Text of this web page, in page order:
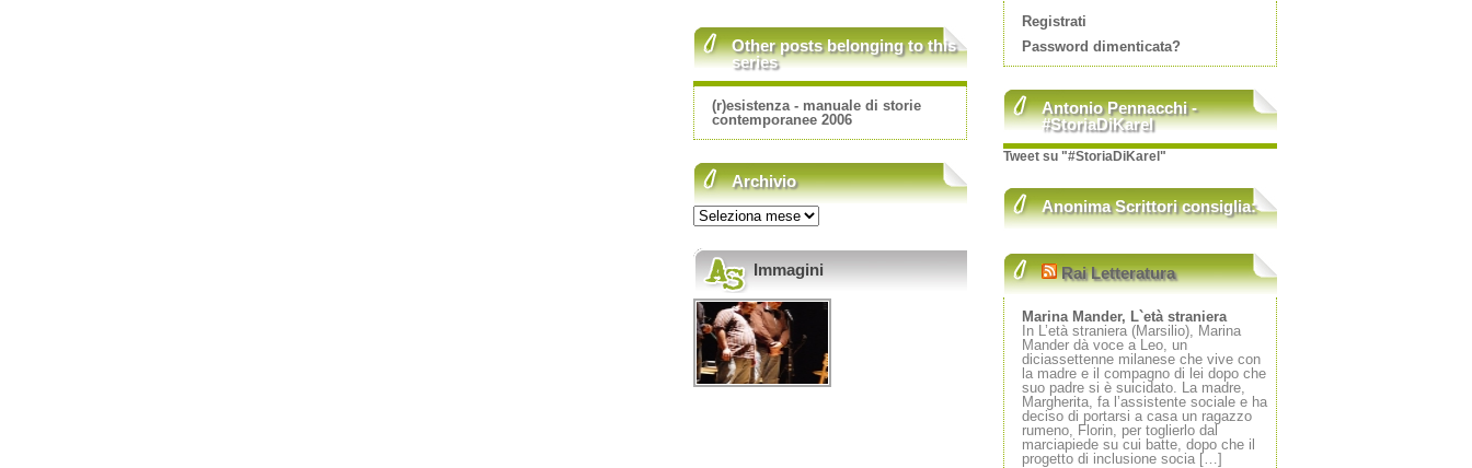
Other posts belonging to this
series
(r)esistenza - manuale di storie
contemporanee 2006
Archivio
Immagini
Registrati
Password dimenticata?
Antonio Pennacchi -
#StoriaDiKarel
Tweet su "#StoriaDiKarel"
Anonima Scrittori consiglia:
Rai Letteratura
Marina Mander, L`età straniera
In L’età straniera (Marsilio), Marina
Mander dà voce a Leo, un
diciassettenne milanese che vive con
la madre e il compagno di lei dopo che
suo padre si è suicidato. La madre,
Margherita, fa l’assistente sociale e ha
deciso di portarsi a casa un ragazzo
rumeno, Florin, per toglierlo dal
marciapiede su cui batte, dopo che il
progetto di inclusione socia […]